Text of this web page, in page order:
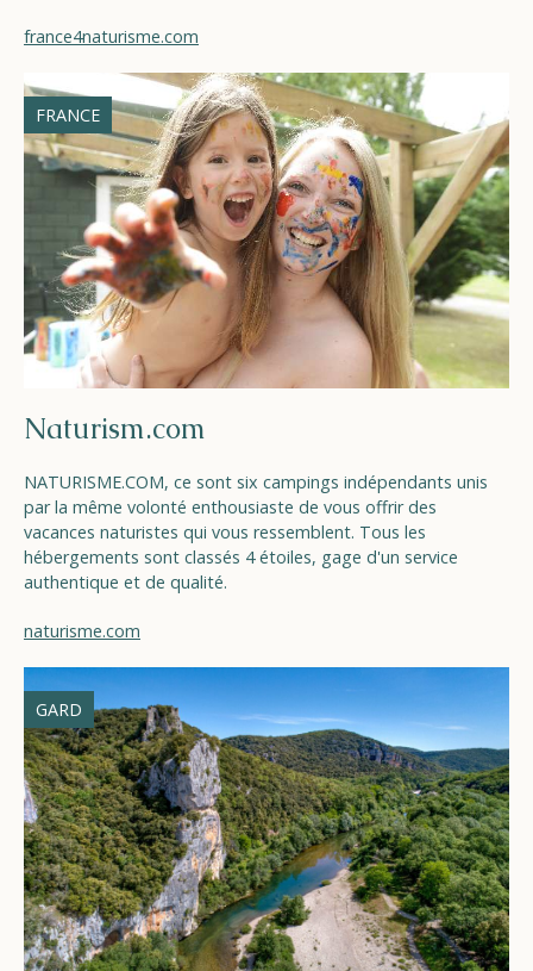
france4naturisme.com
FRANCE
Naturism.com
NATURISME.COM, ce sont six campings indépendants unis
par la même volonté enthousiaste de vous offrir des
vacances naturistes qui vous ressemblent. Tous les
hébergements sont classés 4 étoiles, gage d'un service
authentique et de qualité.
naturisme.com
GARD